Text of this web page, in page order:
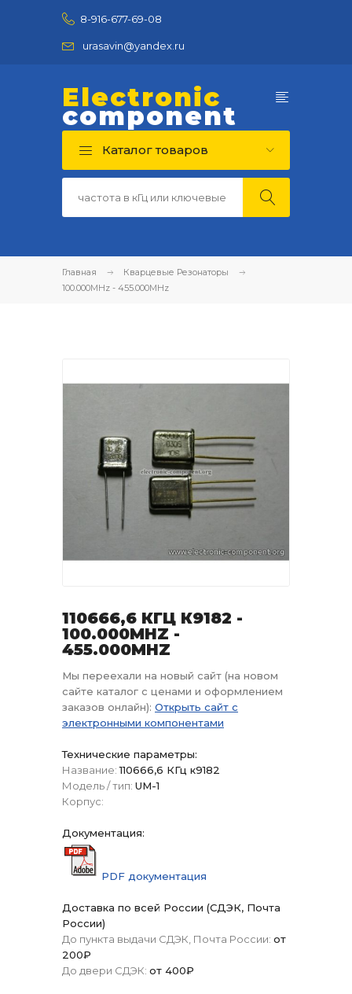
8-916-677-69-08
urasavin@yandex.ru
Electronic
component
Каталог товаров
Главная
Кварцевые Резонаторы
100.000MHz - 455.000MHz
110666,6 КГЦ К9182 -
100.000MHZ -
455.000MHZ
Мы переехали на новый сайт (на новом
сайте каталог с ценами и оформлением
заказов онлайн): Открыть сайт с
электронными компонентами
Технические параметры:
Название: 110666,6 КГц к9182
Модель / тип: UM-1
Корпус:
Документация:
PDF документация
Доставка по всей России (СДЭК, Почта
России)
До пункта выдачи СДЭК, Почта России: от
200₽
До двери СДЭК: от 400₽